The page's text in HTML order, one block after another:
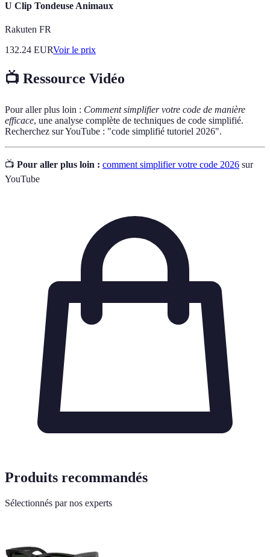
U Clip Tondeuse Animaux
Rakuten FR
132.24 EURVoir le prix
📺 Ressource Vidéo
Pour aller plus loin : Comment simplifier votre code de manière
efficace, une analyse complète de techniques de code simplifié.
Recherchez sur YouTube : "code simplifié tutoriel 2026".
📺 Pour aller plus loin : comment simplifier votre code 2026 sur
YouTube
Produits recommandés
Sélectionnés par nos experts